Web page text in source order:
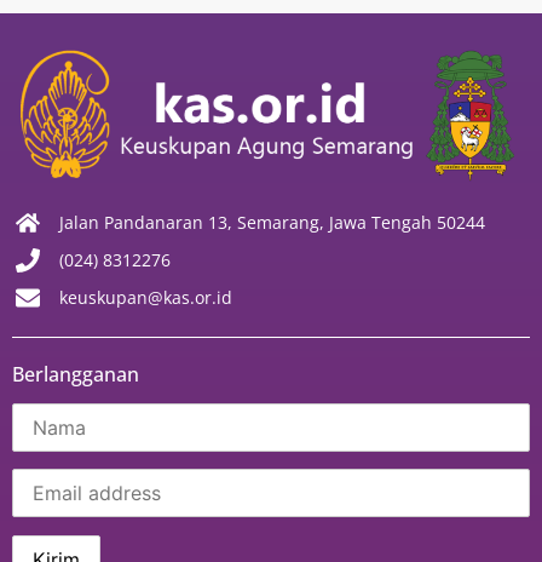
Jalan Pandanaran 13, Semarang, Jawa Tengah 50244
(024) 8312276
keuskupan@kas.or.id
Berlangganan